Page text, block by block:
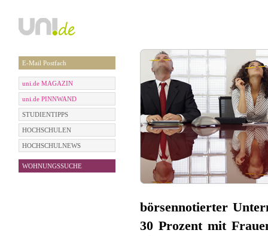
E-Mail Postfach
uni.de MAGAZIN
uni.de PINNWAND
STUDIENTIPPS
HOCHSCHULEN
HOCHSCHULNEWS
WOHNUNGSSUCHE
börsennotierter
30 Prozent mit